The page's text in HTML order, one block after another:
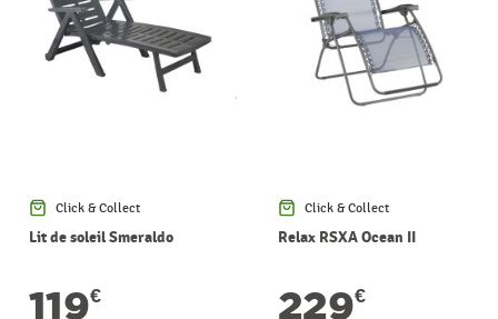
Click & Collect
Lit de soleil Smeraldo
119€
Click & Collect
Relax RSXA Ocean II
229€